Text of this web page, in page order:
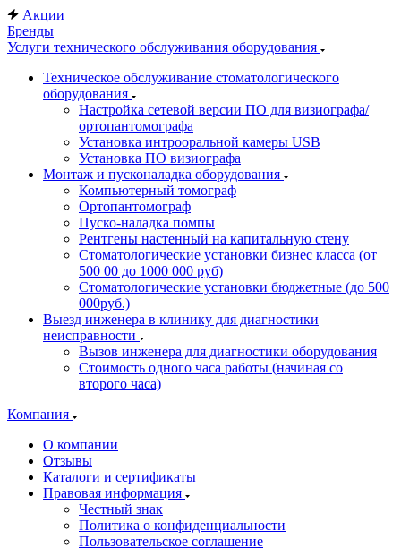
Акции
Бренды
Услуги технического обслуживания оборудования
Техническое обслуживание стоматологического
оборудования
Настройка сетевой версии ПО для визиографа/
ортопантомографа
Установка интрооральной камеры USB
Установка ПО визиографа
Монтаж и пусконаладка оборудования
Компьютерный томограф
Ортопантомограф
Пуско-наладка помпы
Рентгены настенный на капитальную стену
Стоматологические установки бизнес класса (от
500 00 до 1000 000 руб)
Стоматологические установки бюджетные (до 500
000руб.)
Выезд инженера в клинику для диагностики
неисправности
Вызов инженера для диагностики оборудования
Стоимость одного часа работы (начиная со
второго часа)
Компания
О компании
Отзывы
Каталоги и сертификаты
Правовая информация
Честный знак
Политика о конфиденциальности
Пользовательское соглашение